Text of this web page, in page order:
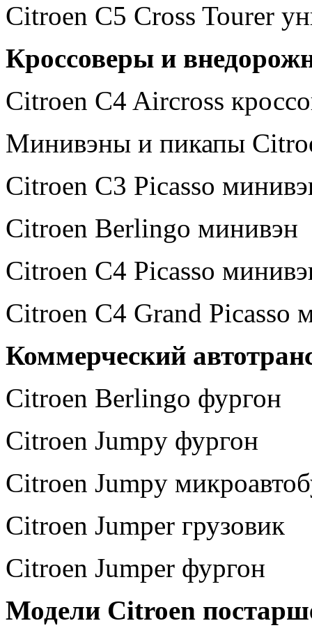
Citroen C5 Cross Tourer
Кроссоверы и
Citroen C4 Aircross
Минивэны и пикапы
Citroen C3 Picasso
Citroen Berlingo минивэн
Citroen C4 Picasso
Citroen C4 Grand Picasso
Коммерческий
Citroen Berlingo фургон
Citroen Jumpy фургон
Citroen Jumpy
Citroen Jumper грузовик
Citroen Jumper фургон
Модели Citroen